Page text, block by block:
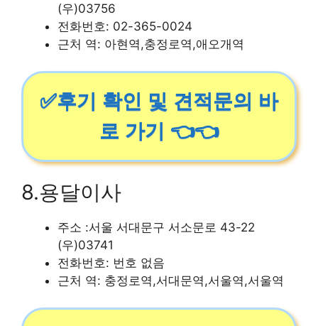
(우)03756
전화번호: 02-365-0024
근처 역: 아현역,충정로역,애오개역
✅후기 확인 및 견적문의 바
로 가기 👈👈
8.용달이사
주소 :서울 서대문구 서소문로 43-22
(우)03741
전화번호: 번호 없음
근처 역: 충정로역,서대문역,서울역,서울역